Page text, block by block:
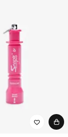
dig från skärsår
från
i syfte att
än idag för
kring
avlägsnas från